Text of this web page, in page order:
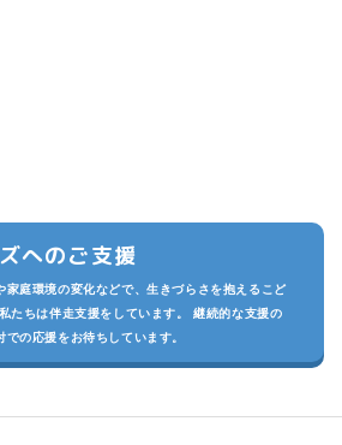
へのご支援
家庭環境の変化などで、生きづらさを抱えるこど
たちは伴走支援をしています。 継続的な支援の
での応援をお待ちしています。